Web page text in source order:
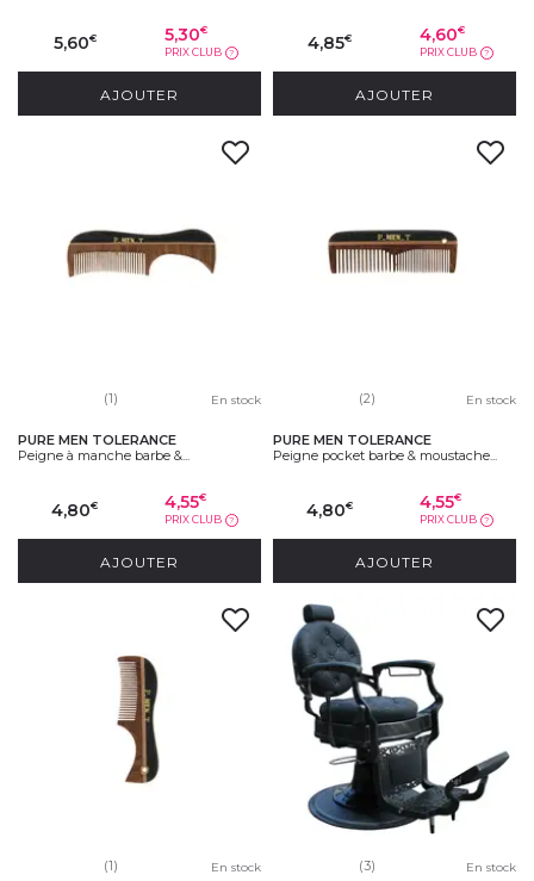
5,60€ 5,30€
PRIX CLUB ?
AJOUTER
4,85€ 4,60€
PRIX CLUB ?
AJOUTER
(1) En stock
PURE MEN TOLERANCE
Peigne à manche barbe &...
4,80€ 4,55€
PRIX CLUB ?
AJOUTER
(2) En stock
PURE MEN TOLERANCE
Peigne pocket barbe & moustache...
4,80€ 4,55€
PRIX CLUB ?
AJOUTER
(1) En stock (3) En stock